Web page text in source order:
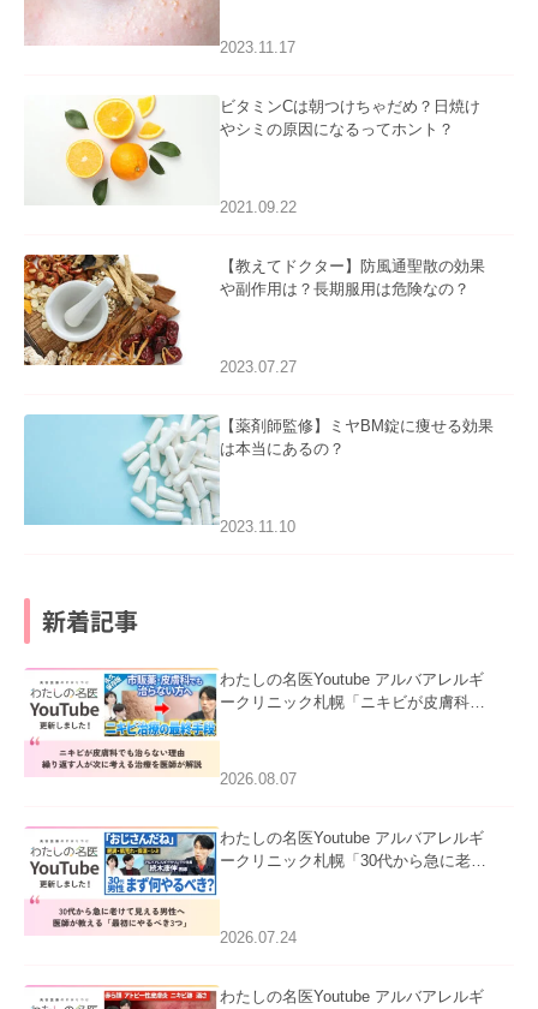
2023.11.17
ビタミンCは朝つけちゃだめ？日焼け
やシミの原因になるってホント？
2021.09.22
【教えてドクター】防風通聖散の効果
や副作用は？長期服用は危険なの？
2023.07.27
【薬剤師監修】ミヤBM錠に痩せる効果
は本当にあるの？
2023.11.10
新着記事
わたしの名医Youtube アルバアレルギ
ークリニック札幌「ニキビが皮膚科で
ました。
2026.08.07
わたしの名医Youtube アルバアレルギ
ークリニック札幌「30代から急に老け
た。
2026.07.24
わたしの名医Youtube アルバアレルギ